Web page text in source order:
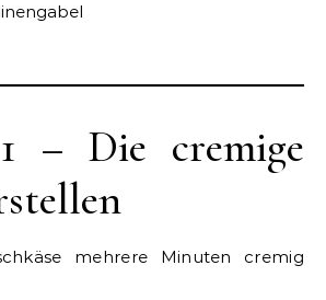
– Die cremige
mehrere Minuten cremig